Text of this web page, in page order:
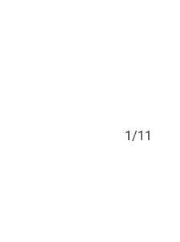
1/11